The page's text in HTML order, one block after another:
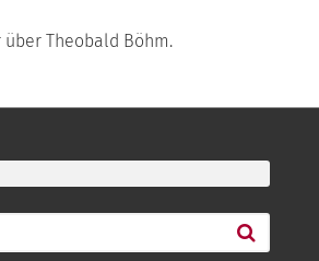
über Theobald Böhm.